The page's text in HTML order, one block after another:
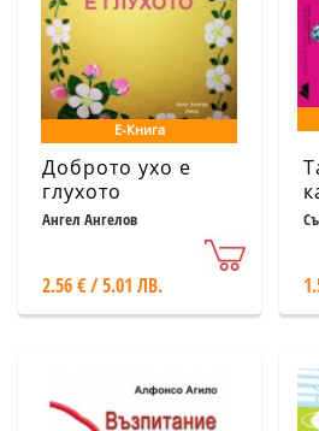
Е-Книга
Доброто ухо е
глухото
Ангел Ангелов
2.56 € / 5.01 ЛВ.